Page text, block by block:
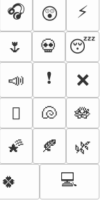
🎧 😲
⚡
🌷 💀
😴
📣 ❗
❌
🫟 🐚
🪷
🌠 🍂
🌿
🍀 💻